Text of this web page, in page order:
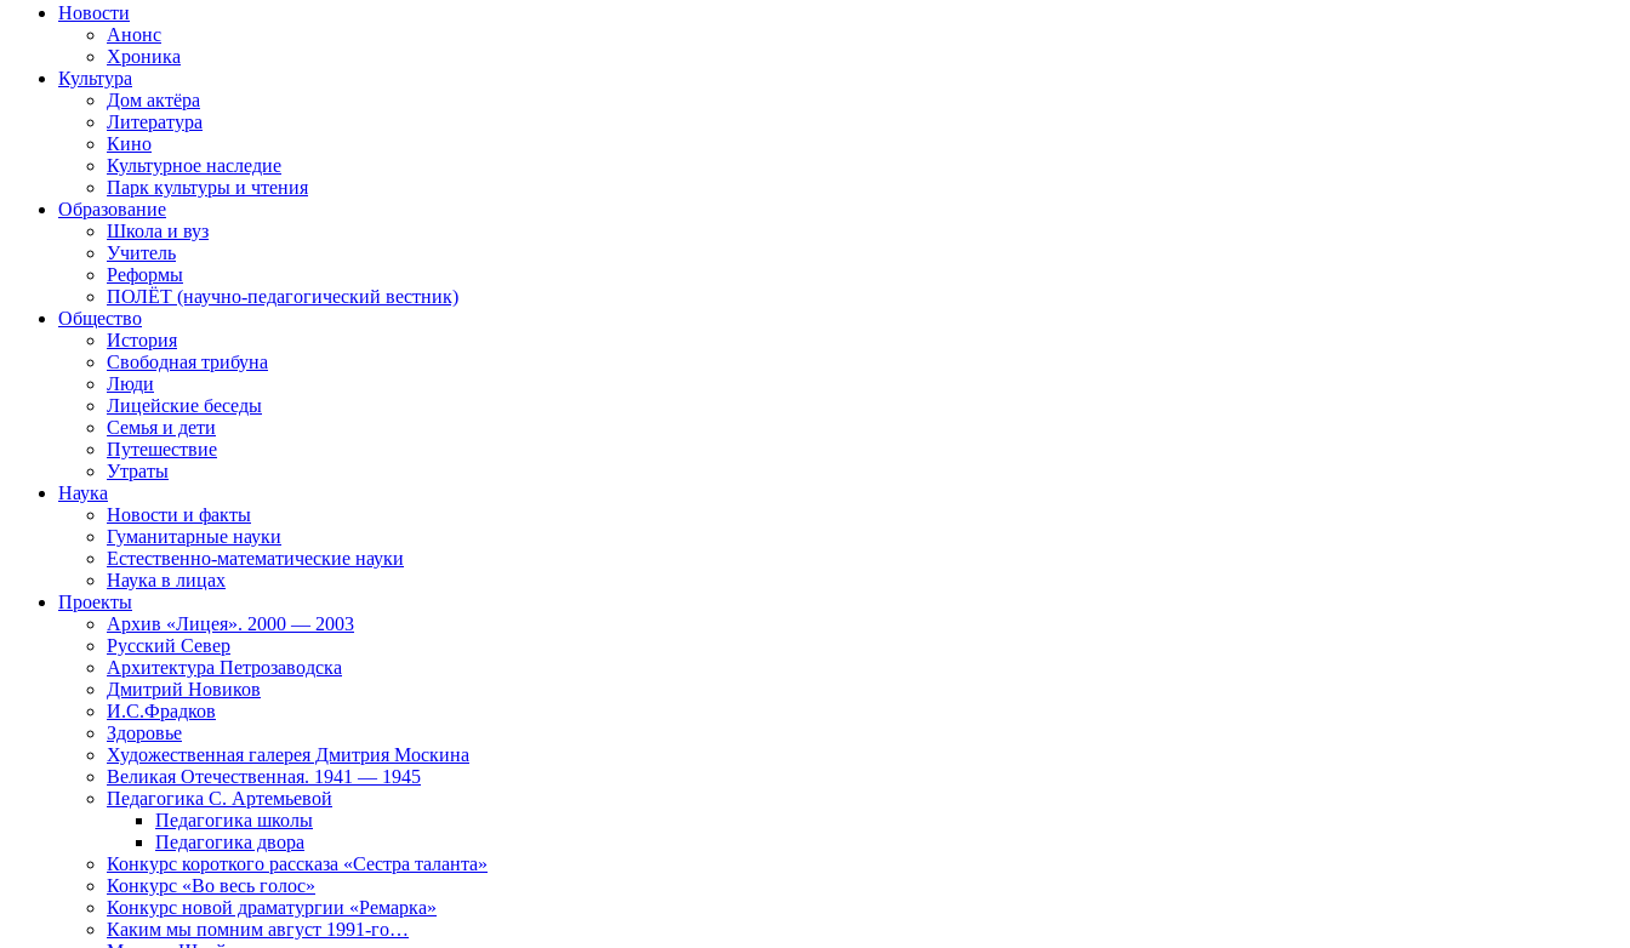
Новости
Анонс
Хроника
Культура
Дом актёра
Литература
Кино
Культурное наследие
Парк культуры и чтения
Образование
Школа и вуз
Учитель
Реформы
ПОЛЁТ (научно-педагогический вестник)
Общество
История
Свободная трибуна
Люди
Лицейские беседы
Семья и дети
Путешествие
Утраты
Наука
Новости и факты
Гуманитарные науки
Естественно-математические науки
Наука в лицах
Проекты
Архив «Лицея». 2000 — 2003
Русский Север
Архитектура Петрозаводска
Дмитрий Новиков
И.С.Фрадков
Здоровье
Художественная галерея Дмитрия Москина
Великая Отечественная. 1941 — 1945
Педагогика С. Артемьевой
Педагогика школы
Педагогика двора
Конкурс короткого рассказа «Сестра таланта»
Конкурс «Во весь голос»
Конкурс новой драматургии «Ремарка»
Каким мы помним август 1991-го…